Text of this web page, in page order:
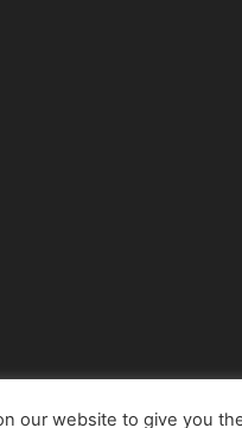
our website to give you